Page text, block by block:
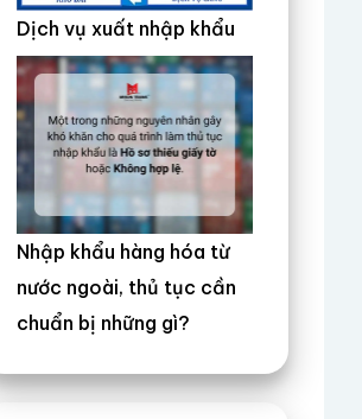
Dịch vụ xuất nhập khẩu
Nhập khẩu hàng hóa từ
nước ngoài, thủ tục cần
chuẩn bị những gì?